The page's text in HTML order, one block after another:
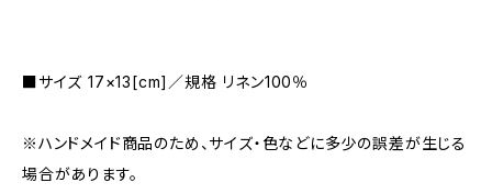
■サイズ 17×13[cm]／規格 リネン100％
※ハンドメイド商品のため、サイズ・色などに多少の誤差が生じる
場合があります。